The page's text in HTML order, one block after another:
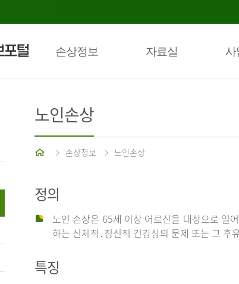
손상정보 자료실 사
노인손상
홈 손상정보 노인손상
정의
노인 손상은 65세 이상 어르신을 대상으로 일
하는 신체적․정신적 건강상의 문제 또는 그 후
특징